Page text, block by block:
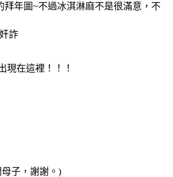
拜年圖~不過冰淇淋麻不是很滿意，不
詐
現在這裡！！！
子，謝謝。)